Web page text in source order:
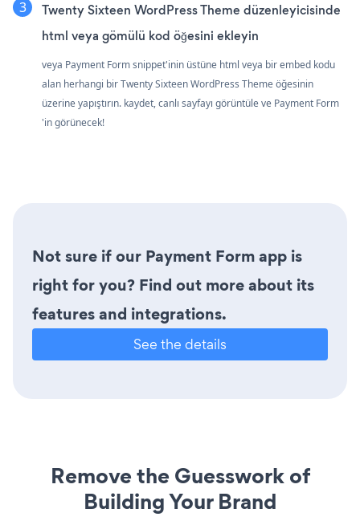
Twenty Sixteen WordPress Theme düzenleyicisinde
html veya gömülü kod öğesini ekleyin
veya Payment Form snippet'inin üstüne html veya bir embed kodu
alan herhangi bir Twenty Sixteen WordPress Theme öğesinin
üzerine yapıştırın. kaydet, canlı sayfayı görüntüle ve Payment Form
'in görünecek!
Not sure if our Payment Form app is
right for you? Find out more about its
features and integrations.
See the details
Remove the Guesswork of
Building Your Brand